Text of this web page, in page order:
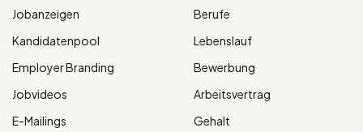
Jobanzeigen
Kandidatenpool
Employer Branding
Jobvideos
E-Mailings
Berufe
Lebenslauf
Bewerbung
Arbeitsvertrag
Gehalt